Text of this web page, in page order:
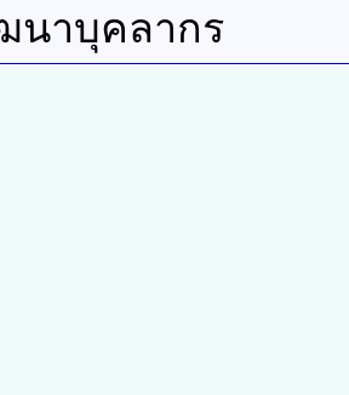
นาบุคลากร